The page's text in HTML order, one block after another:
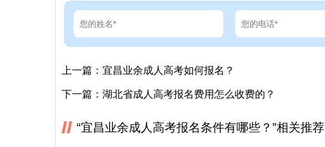
上一篇： 宜昌业余成人高考如何报名？
下一篇： 湖北省成人高考报名费用怎么收费的？
“宜昌业余成人高考报名条件有哪些？”相关推荐